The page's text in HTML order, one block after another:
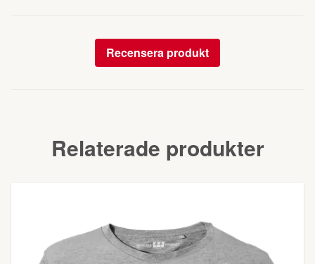
Recensera produkt
Relaterade produkter